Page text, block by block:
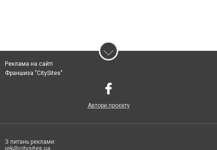
Реклама на сайті
Франшиза "CitySites"
Автори проєкту
З питань реклами:
rek@citysites.ua